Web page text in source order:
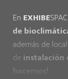
En EXHIBE
de
además de
de instalación
hacemos!